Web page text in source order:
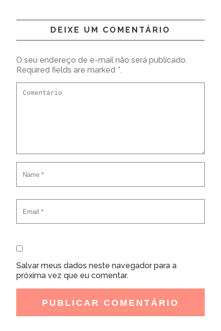
DEIXE UM COMENTÁRIO
O seu endereço de e-mail não será publicado.
Required fields are marked *.
Salvar meus dados neste navegador para a
próxima vez que eu comentar.